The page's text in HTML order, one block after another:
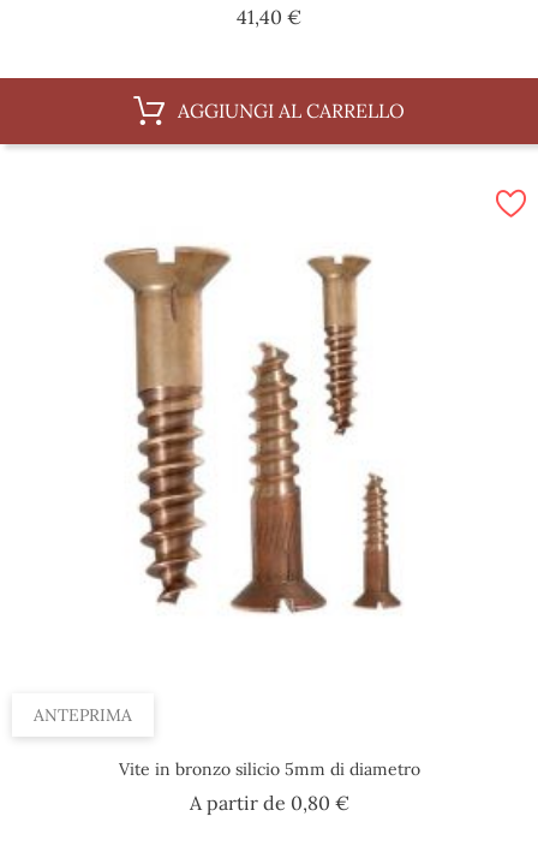
41,40 €Prezzo
AGGIUNGI AL CARRELLO
ANTEPRIMA
Vite in bronzo silicio 5mm di diametro
A partir de 0,80 €Prezzo